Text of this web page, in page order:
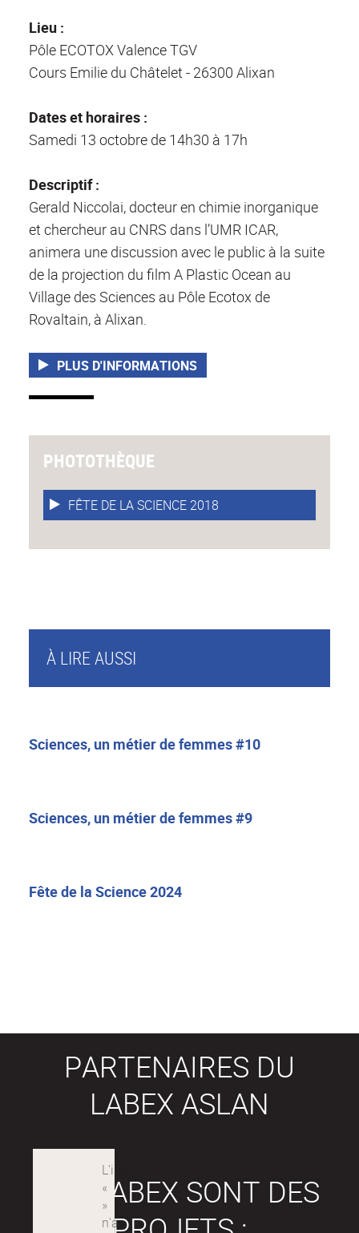
Lieu :
Pôle ECOTOX Valence TGV
Cours Emilie du Châtelet - 26300 Alixan
Dates et horaires :
Samedi 13 octobre de 14h30 à 17h
Descriptif :
Gerald Niccolai, docteur en chimie inorganique
et chercheur au CNRS dans l’UMR ICAR,
animera une discussion avec le public à la suite
de la projection du film A Plastic Ocean au
Village des Sciences au Pôle Ecotox de
Rovaltain, à Alixan.
PLUS D'INFORMATIONS
À LIRE AUSSI
Sciences, un métier de femmes #10
Sciences, un métier de femmes #9
Fête de la Science 2024
PHOTOTHÈQUE
FÊTE DE LA SCIENCE 2018
PARTENAIRES DU
LABEX ASLAN
LES LABEX SONT DES